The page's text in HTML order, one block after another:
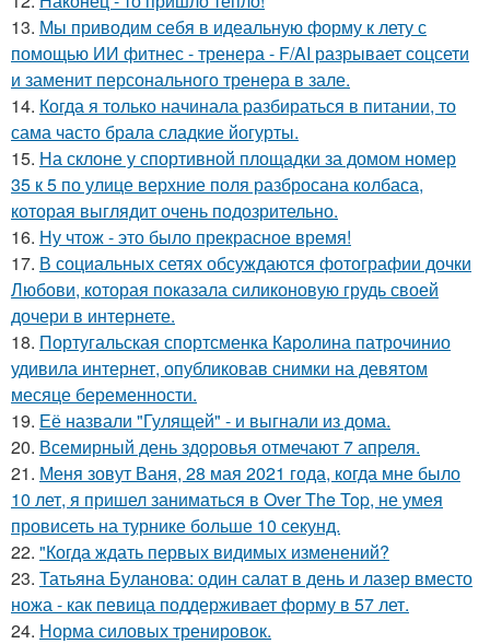
13. Мы приводим себя в идеальную форму к лету с
помощью ИИ фитнес - тренера - F/AI разрывает соцсети
и заменит персонального тренера в зале.
14. Когда я только начинала разбираться в питании, то
сама часто брала сладкие йогурты.
15. На склоне у спортивной площадки за домом номер
35 к 5 по улице верхние поля разбросана колбаса,
которая выглядит очень подозрительно.
16. Ну чтож - это было прекрасное время!
17. В социальных сетях обсуждаются фотографии дочки
Любови, которая показала силиконовую грудь своей
дочери в интернете.
18. Португальская спортсменка Каролина патрочинио
удивила интернет, опубликовав снимки на девятом
месяце беременности.
19. Её назвали "Гулящей" - и выгнали из дома.
20. Всемирный день здоровья отмечают 7 апреля.
21. Меня зовут Ваня, 28 мая 2021 года, когда мне было
10 лет, я пришел заниматься в Over The Top, не умея
провисеть на турнике больше 10 секунд.
22. "Когда ждать первых видимых изменений?
23. Татьяна Буланова: один салат в день и лазер вместо
ножа - как певица поддерживает форму в 57 лет.
24. Норма силовых тренировок.